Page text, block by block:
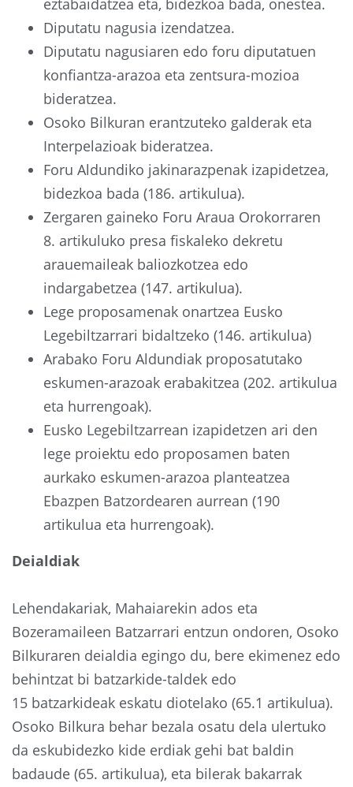
eztabaidatzea eta, bidezkoa bada, onestea.
Diputatu nagusia izendatzea.
Diputatu nagusiaren edo foru diputatuen
konfiantza-arazoa eta zentsura-mozioa
bideratzea.
Osoko Bilkuran erantzuteko galderak eta
Interpelazioak bideratzea.
Foru Aldundiko jakinarazpenak izapidetzea,
bidezkoa bada (186. artikulua).
Zergaren gaineko Foru Araua Orokorraren
8. artikuluko presa fiskaleko dekretu
arauemaileak baliozkotzea edo
indargabetzea (147. artikulua).
Lege proposamenak onartzea Eusko
Legebiltzarrari bidaltzeko (146. artikulua)
Arabako Foru Aldundiak proposatutako
eskumen-arazoak erabakitzea (202. artikulua
eta hurrengoak).
Eusko Legebiltzarrean izapidetzen ari den
lege proiektu edo proposamen baten
aurkako eskumen-arazoa planteatzea
Ebazpen Batzordearen aurrean (190
artikulua eta hurrengoak).
Deialdiak
Lehendakariak, Mahaiarekin ados eta
Bozeramaileen Batzarrari entzun ondoren, Osoko
Bilkuraren deialdia egingo du, bere ekimenez edo
behintzat bi batzarkide-taldek edo
15 batzarkideak eskatu diotelako (65.1 artikulua).
Osoko Bilkura behar bezala osatu dela ulertuko
da eskubidezko kide erdiak gehi bat baldin
badaude (65. artikulua), eta bilerak bakarrak